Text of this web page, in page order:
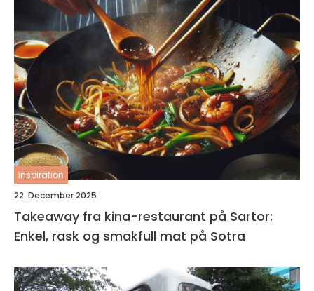
inspiration
22. December 2025
Takeaway fra kina-restaurant på Sartor:
Enkel, rask og smakfull mat på Sotra